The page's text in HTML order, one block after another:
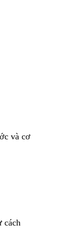
và cơ
cách